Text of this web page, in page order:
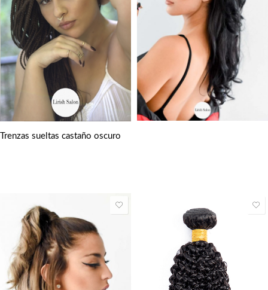
Trenzas sueltas castaño oscuro